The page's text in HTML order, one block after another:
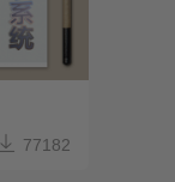
 77182